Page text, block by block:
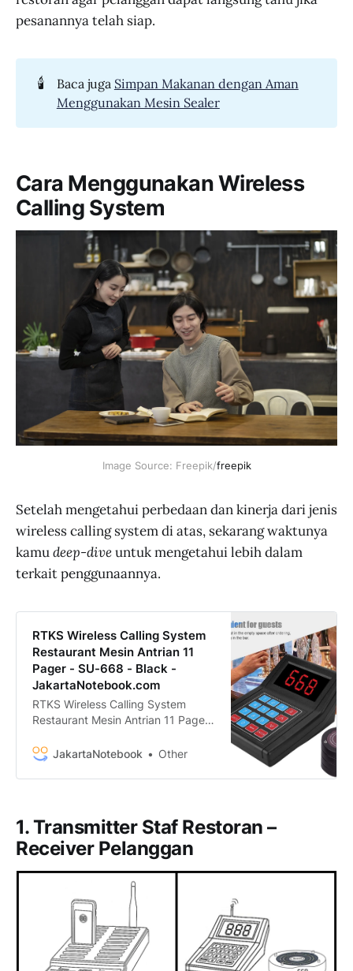
pesanannya telah siap.
🕯️ Baca juga Simpan Makanan dengan Aman
Menggunakan Mesin Sealer
Cara Menggunakan Wireless
Calling System
Image Source: Freepik/freepik
Setelah mengetahui perbedaan dan kinerja dari jenis
wireless calling system di atas, sekarang waktunya
kamudeep-diveuntuk mengetahui lebih dalam
terkait penggunaannya.
RTKS Wireless Calling System
Restaurant Mesin Antrian 11
Pager - SU-668 - Black -
JakartaNotebook.com
RTKS Wireless Calling System
Restaurant Mesin Antrian 11 Pager
dengan mudah RTKS Wireless
Antrian 11 Pager - SU-668 murah,
JakartaNotebook Other
1. Transmitter Staf Restoran –
Receiver Pelanggan